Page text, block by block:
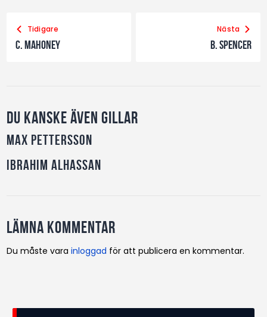
Tidigare
C. Mahoney
Nästa
B. Spencer
Du kanske även gillar
Max Pettersson
Ibrahim Alhassan
Lämna kommentar
Du måste varainloggad för att publicera en kommentar.